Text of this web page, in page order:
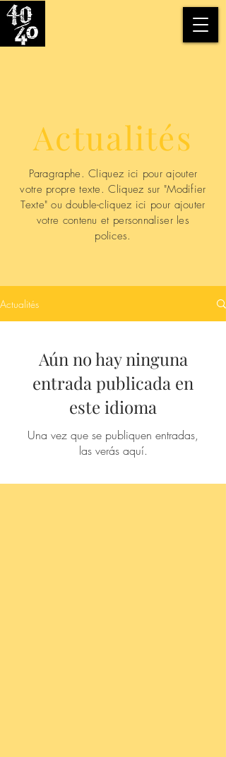
Actualités
Paragraphe. Cliquez ici pour ajouter
votre propre texte. Cliquez sur "Modifier
Texte" ou double-cliquez ici pour ajouter
votre contenu et personnaliser les
polices.
Actualités
Aún no hay ninguna
entrada publicada en
este idioma
Una vez que se publiquen entradas,
las verás aquí.